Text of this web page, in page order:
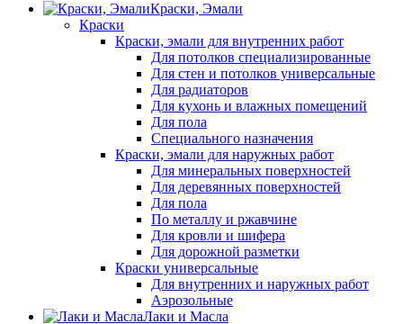
Краски, Эмали
Краски
Краски, эмали для внутренних работ
Для потолков специализированные
Для стен и потолков универсальные
Для радиаторов
Для кухонь и влажных помещений
Для пола
Специального назначения
Краски, эмали для наружных работ
Для минеральных поверхностей
Для деревянных поверхностей
Для пола
По металлу и ржавчине
Для кровли и шифера
Для дорожной разметки
Краски универсальные
Для внутренних и наружных работ
Аэрозольные
Лаки и Масла